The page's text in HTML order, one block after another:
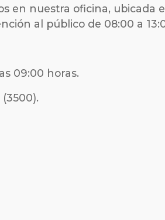
en nuestra oficina, ubicada
al público de 08:00 a
09:00 horas.
(3500).